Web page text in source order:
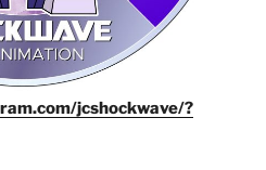
jcshockwave/?